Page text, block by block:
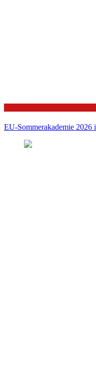
EU-Sommerakademie 2026